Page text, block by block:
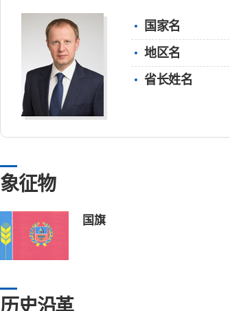
国家名
地区名
省长姓名
象征物
国旗
历史沿革